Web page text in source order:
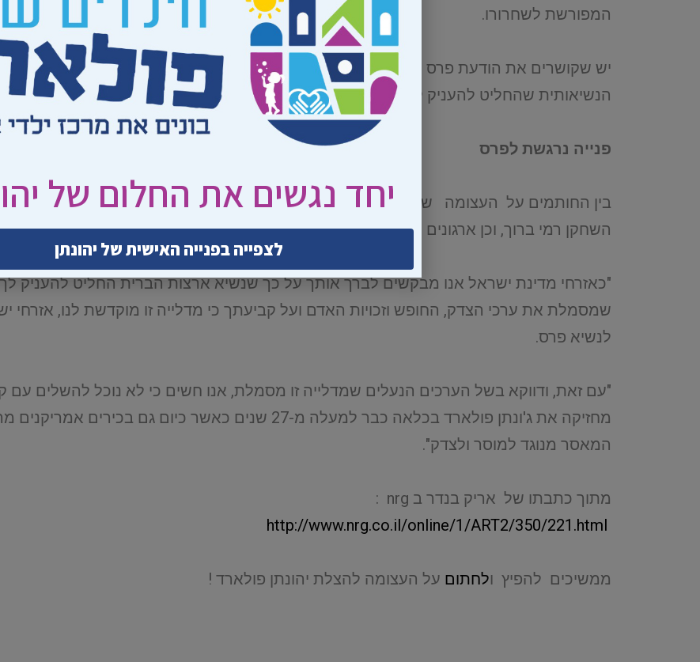
המפורשת לשחרורו.
יש שקושרים את הודעת פרס ל עצומה הציבורית עליה חתמו כעשרים אלף איש, ובה נקרא
הנשיאותית שהחליט להעניק לו, אלא אם ישוחרר פולארד. בתוך כך הודיע הוועד למען
פנייה נרגשת לפרס
בין החותמים על העצומה שעלתה לרשת בסוף השבוע שעבר ניתן למצוא את שר המשפטים
השחקן רמי ברוך, וכן ארגונים כמו אגודת האקדמאים למדעי הרוח ונוער מרצ.
"כאזרחי מדינת ישראל אנו מבקשים לברך אותך על כך שנשיא ארצות הברית החליט להעניק
שמסמלת את ערכי הצדק, החופש וזכויות האדם ועל קביעתך כי מדלייה זו מוקדשת לנו,
לנשיא פרס.
"עם זאת, ודווקא בשל הערכים הנעלים שמדלייה זו מסמלת, אנו חשים כי לא נוכל להשלים
מחזיקה את ג'ונתן פולארד בכלאה כבר למעלה מ-27 שנים כאשר
המאסר מנוגד למוסר ולצדק".
מתוך כתבתו של אריק בנדר ב nrg :
http://www.nrg.co.il/online/1/ART2/350/221.html
ממשיכים להפיץ ולחתום על העצומה להצלת יהונתן פולארד !
יחד נגשים את החלום של
לצפייה בפנייה האישית של יהונתן